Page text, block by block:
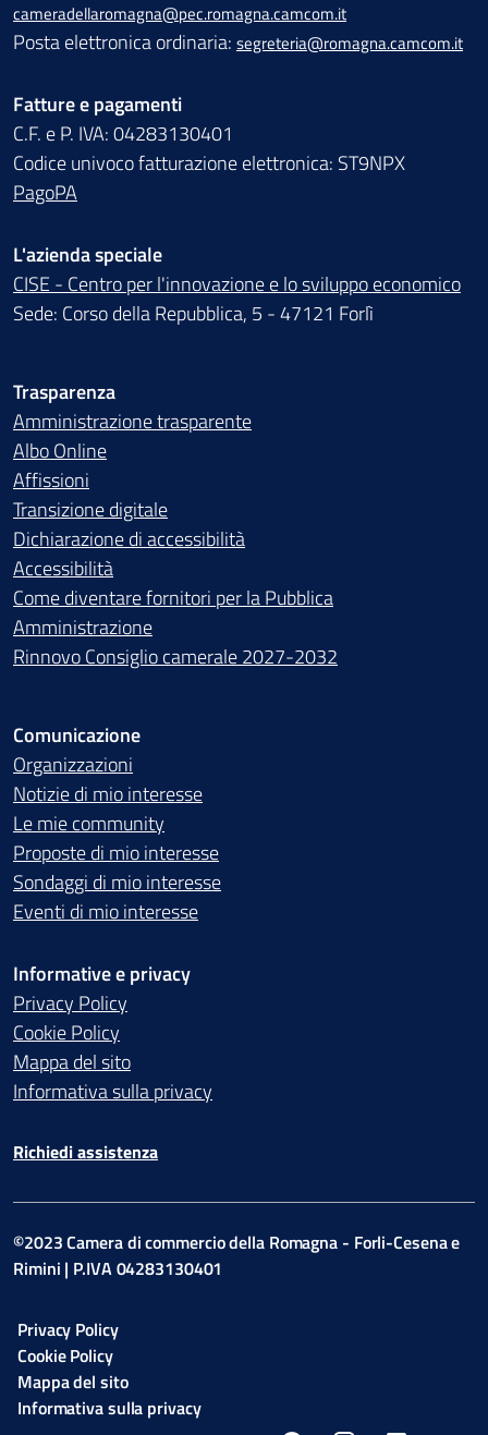
cameradellaromagna@pec.romagna.camcom.it
Posta elettronica ordinaria: segreteria@romagna.camcom.it
Fatture e pagamenti
C.F. e P. IVA: 04283130401
Codice univoco fatturazione elettronica: ST9NPX
PagoPA
L'azienda speciale
CISE - Centro per l'innovazione e lo sviluppo economico
Sede: Corso della Repubblica, 5 - 47121 Forlì
Trasparenza
Amministrazione trasparente
Albo Online
Affissioni
Transizione digitale
Dichiarazione di accessibilità
Accessibilità
Come diventare fornitori per la Pubblica
Amministrazione
Rinnovo Consiglio camerale 2027-2032
Comunicazione
Organizzazioni
Notizie di mio interesse
Le mie community
Proposte di mio interesse
Sondaggi di mio interesse
Eventi di mio interesse
Informative e privacy
Privacy Policy
Cookie Policy
Mappa del sito
Informativa sulla privacy
Richiedi assistenza
©2023 Camera di commercio della Romagna - Forli-Cesena e
Rimini | P.IVA 04283130401
Privacy Policy
Cookie Policy
Mappa del sito
Informativa sulla privacy